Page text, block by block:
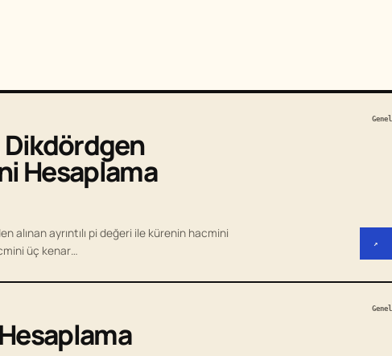
Hesaplama
alınan ayrıntılı pi değeri ile kürenin hacmini
üç kenar…
Genel
↗
Genel